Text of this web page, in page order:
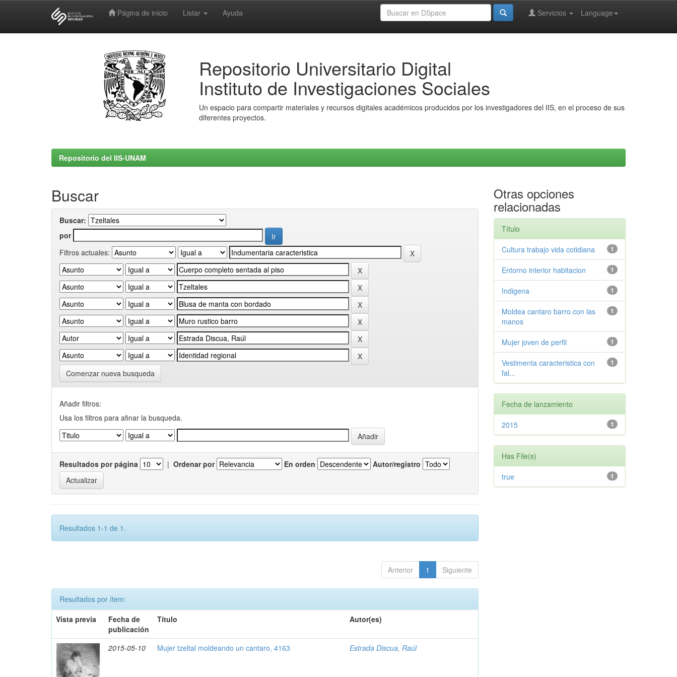
Página de inicio Listar Ayuda Language
Servicios
Repositorio Universitario Digital
Instituto de Investigaciones Sociales
Un espacio para compartir materiales y recursos digitales académicos producidos por los investigadores del IIS, en el proceso de sus
diferentes proyectos.
Repositorio del IIS-UNAM
Buscar
Buscar:
por
Filtros actuales:
Comenzar nueva busqueda
Añadir filtros:
Usa los filtros para afinar la busqueda.
Resultados por página | Ordenar por En orden Autor/registro
Resultados 1-1 de 1.
Anterior 1 Siguiente
Resultados por ítem:
Vista previa
Fecha de
publicación
Título Autor(es)
2015-05-10 Mujer tzeltal moldeando un cantaro, 4163 Estrada Discua, Raúl
Otras opciones
relacionadas
Título
1
Cultura trabajo vida cotidiana
1
Entorno interior habitacion
1
Indigena
1
Moldea cantaro barro con las
manos
1
Mujer joven de perfil
1
Vestimenta caracteristica con
fal...
Fecha de lanzamiento
1
2015
Has File(s)
1
true